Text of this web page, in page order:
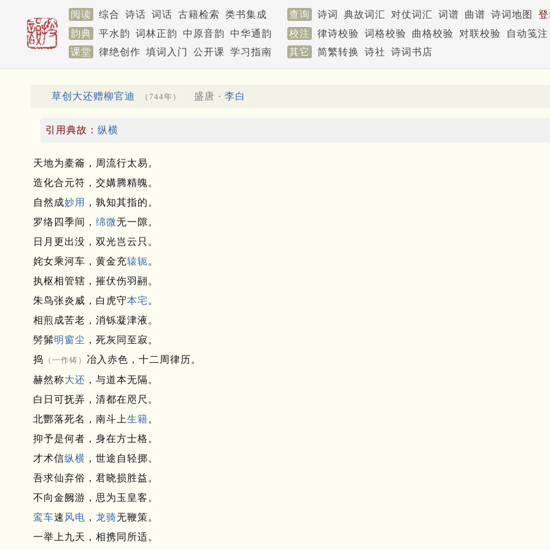
阅读 综合 诗话 词话 古籍检索 类书集成 查询 诗词 典故词汇 对仗词汇 词谱 曲谱 诗词地图
韵典
平水韵 词林正韵 中原音韵 中华通韵 校注 律诗校验 词格校验 曲格校验 对联校验
自动笺注
课堂
律绝创作 填词入门 公开课 学习指南 其它 简繁转换 诗社 诗词书店
草创大还赠柳官迪 （744年） 盛唐 · 李白
引用典故： 纵横
天地为橐籥，周流行太易。
造化合元符，交媾腾精魄。
自然成妙用
，孰知其指的。
罗络四季间， 绵微无一隙。
日月更出没，双光岂云只。
姹女乘河车，黄金充辕轭。
执枢相管辖，摧伏伤羽翮。
朱鸟张炎威，白虎守本宅 。
相煎成苦老，消铄凝津液。
髣髴明窗尘 ，死灰同至寂。
捣 （一作铸） 冶入赤色，十二周律历。
赫然称大还 ，与道本无隔。
白日可抚弄，清都在咫尺。
北酆落死名，南斗上生籍。
抑予是何者，身在方士格。
才术信纵横 ，世途自轻掷。
吾求仙弃俗，君晓损胜益。
不向金阙游，思为玉皇客。
鸾车速 风电 ， 龙骑无鞭策。
一举上九天，相携同所适。